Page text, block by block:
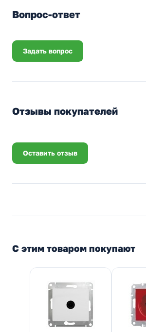
Вопрос-ответ
Задать вопрос
Отзывы покупателей
Оставить отзыв
С этим товаром покупают